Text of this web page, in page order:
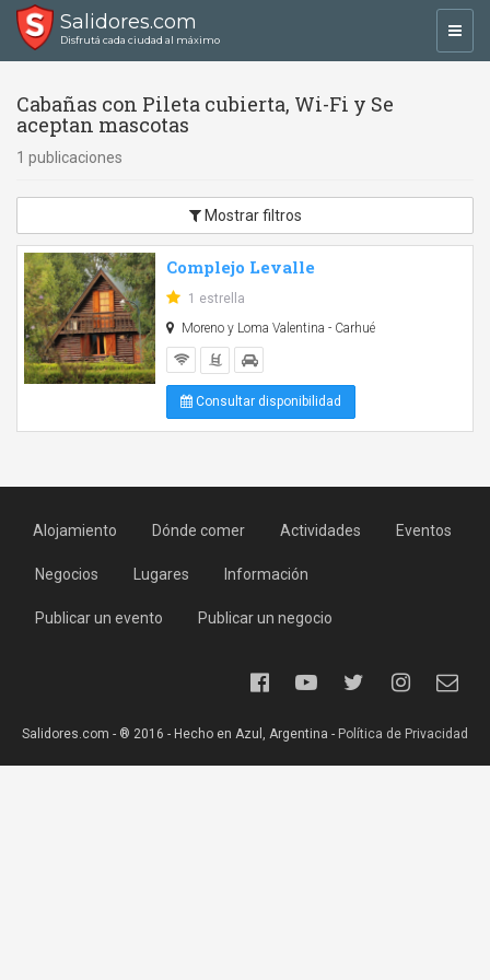
Salidores.com
Disfrutá cada ciudad al máximo
Cabañas con Pileta cubierta, Wi-Fi y Se
aceptan mascotas
1 publicaciones
Mostrar filtros
Complejo Levalle
1 estrella
Moreno y Loma Valentina - Carhué
Consultar disponibilidad
Alojamiento Dónde comer Actividades Eventos
Negocios Lugares Información
Publicar un evento Publicar un negocio
Salidores.com - ® 2016 - Hecho en Azul, Argentina - Política de Privacidad